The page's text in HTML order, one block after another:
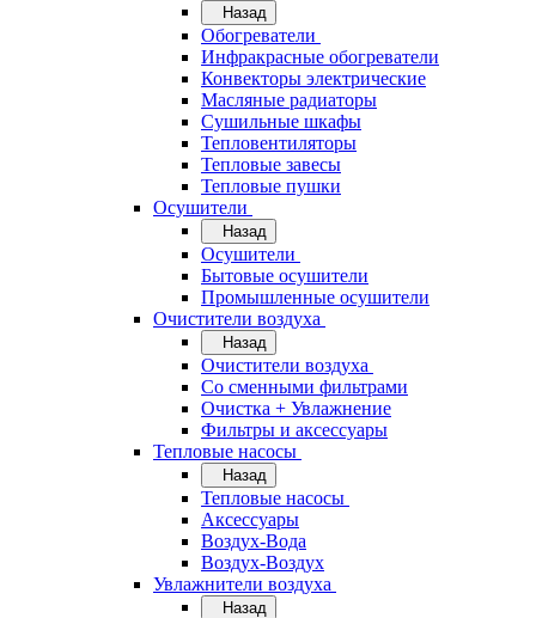
Назад
Обогреватели
Инфракрасные обогреватели
Конвекторы электрические
Масляные радиаторы
Сушильные шкафы
Тепловентиляторы
Тепловые завесы
Тепловые пушки
Осушители
Назад
Осушители
Бытовые осушители
Промышленные осушители
Очистители воздуха
Назад
Очистители воздуха
Cо сменными фильтрами
Очистка + Увлажнение
Фильтры и аксессуары
Тепловые насосы
Назад
Тепловые насосы
Аксессуары
Воздух-Вода
Воздух-Воздух
Увлажнители воздуха
Назад